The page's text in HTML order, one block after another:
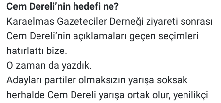
Cem Dereli’nin hedefi ne?
Karaelmas Gazeteciler Derneği ziyareti sonrası
Cem Dereli’nin açıklamaları geçen seçimleri
hatırlattı bize.
O zaman da yazdık.
Adayları partiler olmaksızın yarışa soksak
herhalde Cem Dereli yarışa ortak olur, yenilikçi